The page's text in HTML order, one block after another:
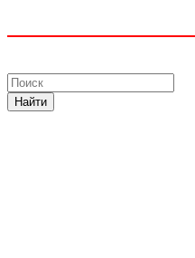
Найти